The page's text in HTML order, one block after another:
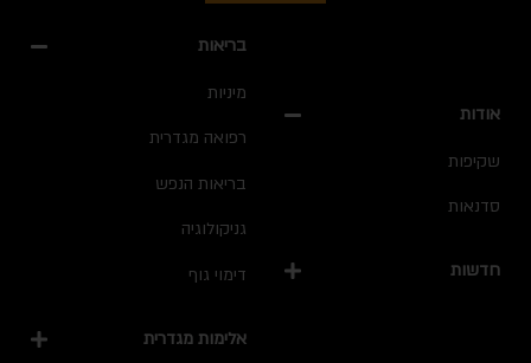
בריאות
מיניות
רפואה מגדרית
בריאות הנפש
גניקולוגיה
דימוי גוף
אלימות מגדרית